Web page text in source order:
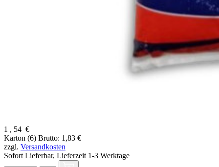
1 , 54 €
Karton (6) Brutto: 1,83 €
zzgl. Versandkosten
Sofort Lieferbar, Lieferzeit 1-3 Werktage